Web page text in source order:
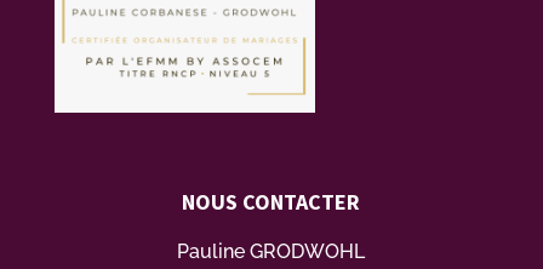
NOUS CONTACTER
Pauline GRODWOHL